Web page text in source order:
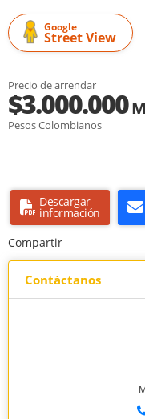
Google
Street View
Precio de arrendar
$3.000.000
Pesos Colombianos
Descargar
información
Compartir
Contáctanos